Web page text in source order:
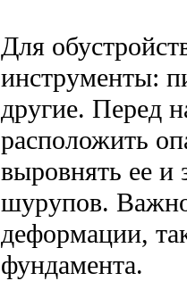
Для
инструменты:
другие. Перед
расположить
выровнять ее и
шурупов.
деформации,
фундамента.